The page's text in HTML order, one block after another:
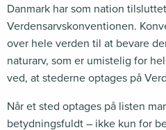
Danmark har som nation
Verdensarvskonventionen.
over hele verden til at bevare
naturarv, som er umistelig for
ved, at stederne optages på
Når et sted optages på listen
betydningsfuldt – ikke kun for